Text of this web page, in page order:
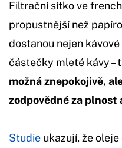
Filtrační sítko ve
propustnější než
dostanou nejen
částečky mleté kávy –
možná znepokojivě,
zodpovědné za plnost
Studie ukazují, že